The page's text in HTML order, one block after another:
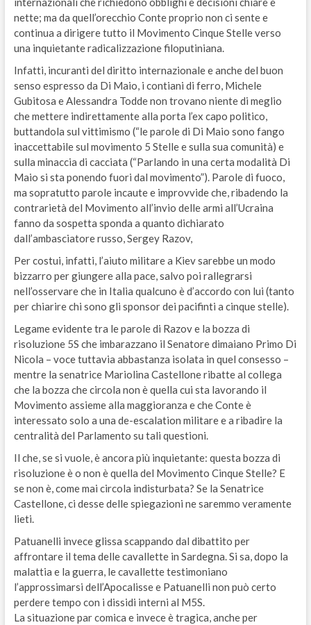
nette; ma da quell’orecchio Conte proprio non ci sente e
continua a dirigere tutto il Movimento Cinque Stelle verso
una inquietante radicalizzazione filoputiniana.
Infatti, incuranti del diritto internazionale e anche del buon
senso espresso da Di Maio, i contiani di ferro, Michele
Gubitosa e Alessandra Todde non trovano niente di meglio
che mettere indirettamente alla porta l’ex capo politico,
buttandola sul vittimismo (“le parole di Di Maio sono fango
inaccettabile sul movimento 5 Stelle e sulla sua comunità) e
sulla minaccia di cacciata (“Parlando in una certa modalità Di
Maio si sta ponendo fuori dal movimento”). Parole di fuoco,
ma sopratutto parole incaute e improvvide che, ribadendo la
contrarietà del Movimento all’invio delle armi all’Ucraina
fanno da sospetta sponda a quanto dichiarato
dall’ambasciatore russo, Sergey Razov,
Per costui, infatti, l’aiuto militare a Kiev sarebbe un modo
bizzarro per giungere alla pace, salvo poi rallegrarsi
nell’osservare che in Italia qualcuno è d’accordo con lui (tanto
per chiarire chi sono gli sponsor dei pacifinti a cinque stelle).
Legame evidente tra le parole di Razov e la bozza di
risoluzione 5S che imbarazzano il Senatore dimaiano Primo Di
Nicola – voce tuttavia abbastanza isolata in quel consesso –
mentre la senatrice Mariolina Castellone ribatte al collega
che la bozza che circola non è quella cui sta lavorando il
Movimento assieme alla maggioranza e che Conte è
interessato solo a una de-escalation militare e a ribadire la
centralità del Parlamento su tali questioni.
Il che, se si vuole, è ancora più inquietante: questa bozza di
risoluzione è o non è quella del Movimento Cinque Stelle? E
se non è, come mai circola indisturbata? Se la Senatrice
Castellone, ci desse delle spiegazioni ne saremmo veramente
lieti.
Patuanelli invece glissa scappando dal dibattito per
affrontare il tema delle cavallette in Sardegna. Si sa, dopo la
malattia e la guerra, le cavallette testimoniano
l’approssimarsi dell’Apocalisse e Patuanelli non può certo
perdere tempo con i dissidi interni al M5S.
La situazione par comica e invece è tragica, anche per